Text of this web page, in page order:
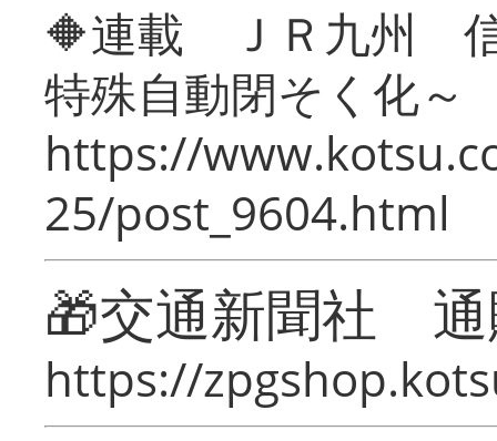
🔶連載 ＪＲ九州 信
特殊自動閉そく化～
https://
25/post_9604.html
🎁交通新聞社
https://